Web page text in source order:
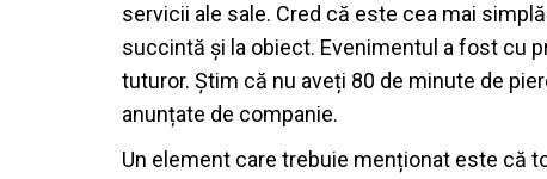
servicii ale sale. Cred că este cea mai
succintă și la obiect. Evenimentul a fost cu
tuturor. Știm că nu aveți 80 de minute de
anunțate de companie.
Un element care trebuie menționat este că